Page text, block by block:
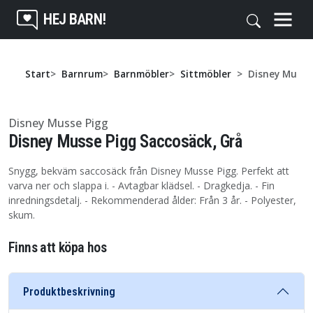
HEJ BARN!
Start Barnrum Barnmöbler Sittmöbler Disney
Disney Musse Pigg
Disney Musse Pigg Saccosäck, Grå
Snygg, bekväm saccosäck från Disney Musse Pigg. Perfekt att
varva ner och slappa i. - Avtagbar klädsel. - Dragkedja. - Fin
inredningsdetalj. - Rekommenderad ålder: Från 3 år. - Polyester,
skum.
Finns att köpa hos
Produktbeskrivning